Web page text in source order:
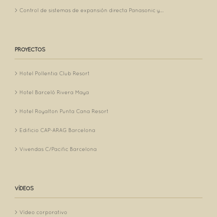
Control de sistemas de expansión directa Panasonic y...
PROYECTOS
Hotel Pollentia Club Resort
Hotel Barceló Rivera Maya
Hotel Royalton Punta Cana Resort
Edificio CAP-ARAG Barcelona
Vivendas C/Pacific Barcelona
VÍDEOS
Vídeo corporativo